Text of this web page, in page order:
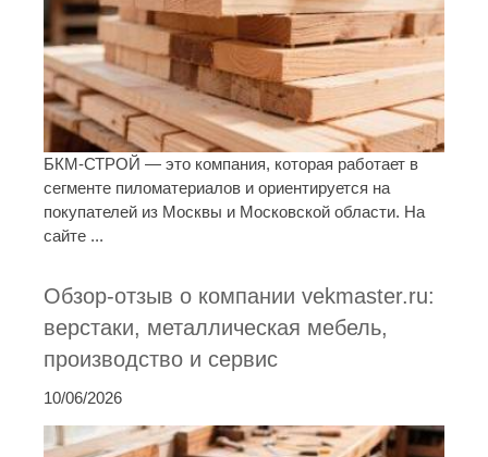
БКМ-СТРОЙ — это компания, которая работает в
сегменте пиломатериалов и ориентируется на
покупателей из Москвы и Московской области. На
сайте ...
Обзор-отзыв о компании vekmaster.ru:
верстаки, металлическая мебель,
производство и сервис
10/06/2026